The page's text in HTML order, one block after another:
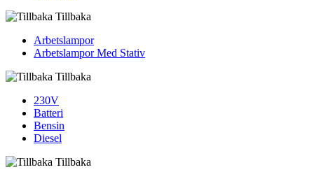
Tillbaka
Arbetslampor
Arbetslampor Med Stativ
Tillbaka
230V
Batteri
Bensin
Diesel
Tillbaka